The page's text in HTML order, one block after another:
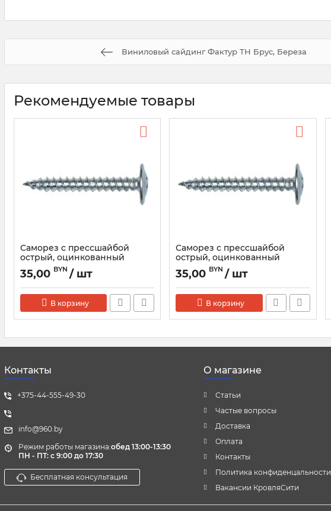
Виниловый сайдинг Фактур ТН Брус, Береза
Рекомендуемые товары
Саморез с прессшайбой
острый, оцинкованный
4.2х19мм, 1000шт
35,00 BYN / шт
В корзину
Саморез с прессшайбой
острый, оцинкованный
4.2х16мм, 1000шт
35,00 BYN / шт
В корзину
Контакты
+375-44-555-49-30
info@960.by
Режим работы магазина:
ПН - ПТ: с 9:00 до 17:30
обед 13:00-13:30
Бесплатная консультация
О магазине
Статьи
Частые вопросы
Доставка
Оплата
Контакты
Политика конфиденцальности
Вакансии КровляСити